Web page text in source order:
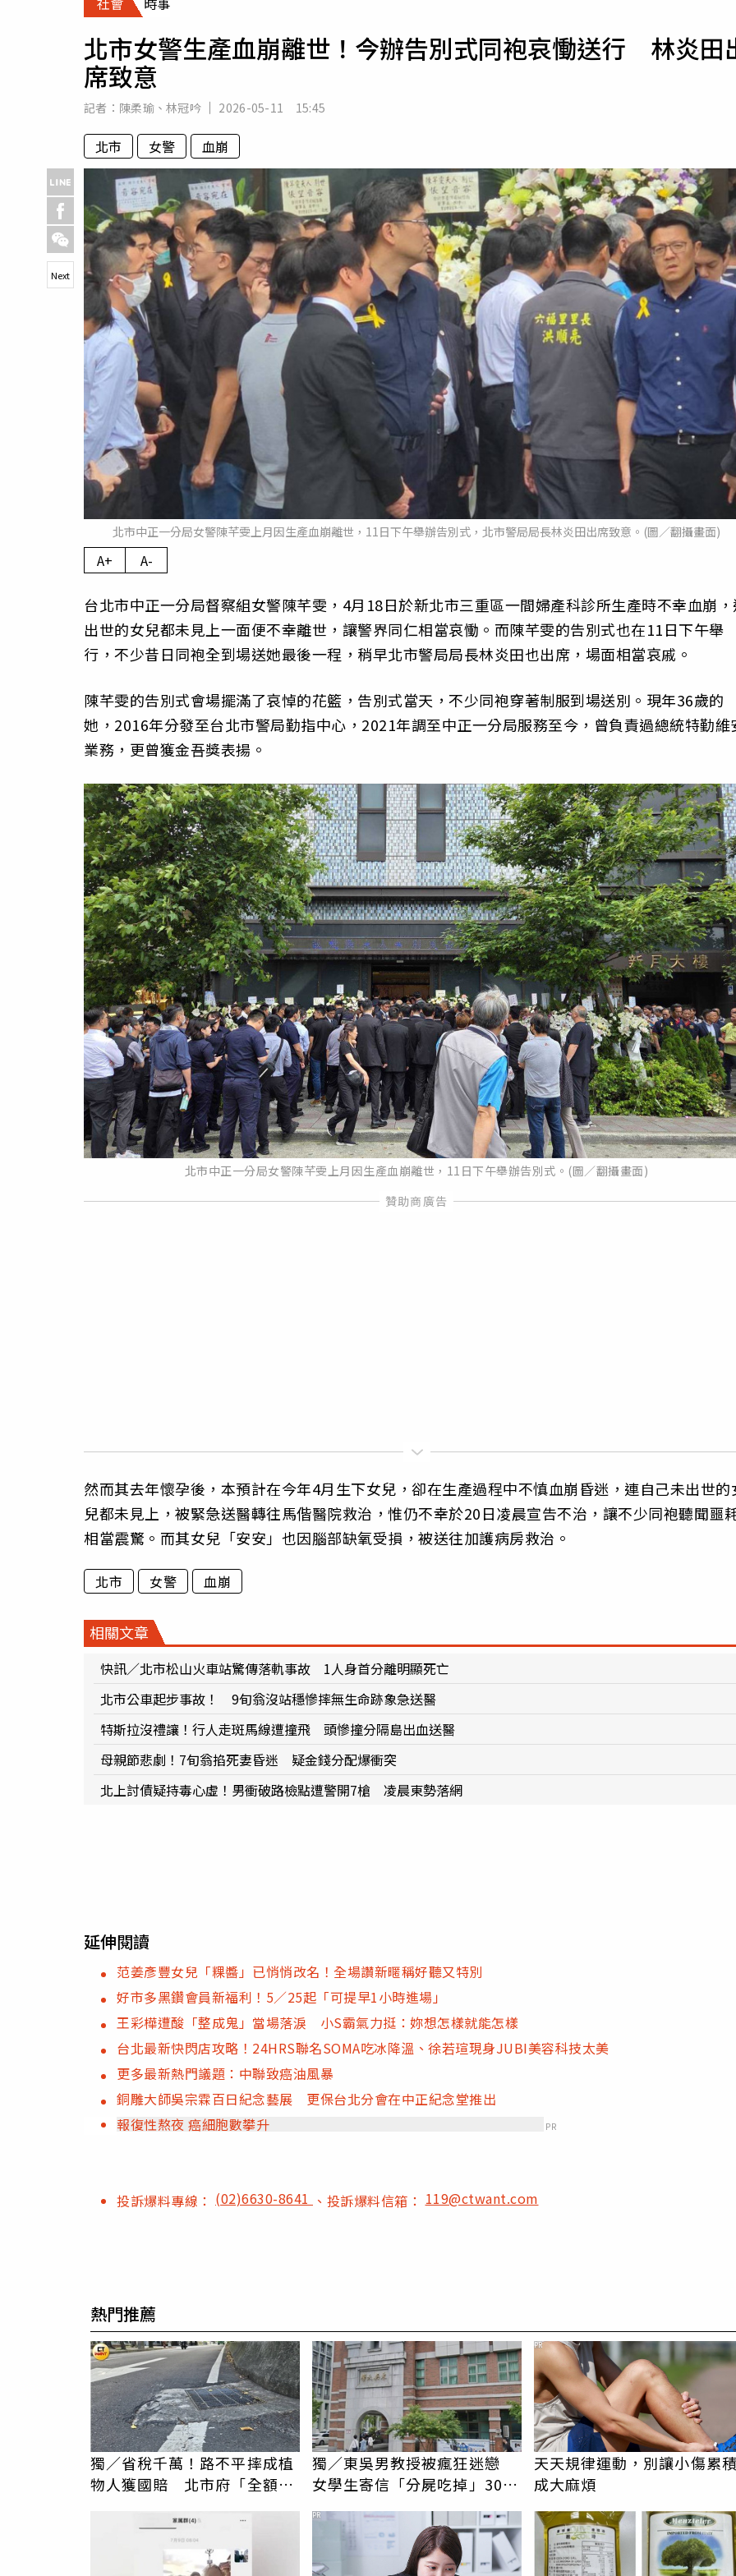
專欄
運勢
北市女警生產血崩離世！今辦告別式同袍哀慟送行 林炎田
席致意
記者： 陳柔瑜、林冠吟 2026-05-11 15:45
北市 女警 血崩
北市中正一分局女警陳芊雯上月因生產血崩離世，11日下午舉辦告別式，北市警局局長林炎田出席致意。(圖／翻攝畫面)
Next
A+ A-
台北市中正一分局督察組女警陳芊雯，4月18日於新北市三重區一間婦產科診所生產時不幸血崩
出世的女兒都未見上一面便不幸離世，讓警界同仁相當哀慟。而陳芊雯的告別式也在11日下午舉
行，不少昔日同袍全到場送她最後一程，稍早北市警局局長林炎田也出席，場面相當哀戚。
陳芊雯的告別式會場擺滿了哀悼的花籃，告別式當天，不少同袍穿著制服到場送別。現年36歲的
她，2016年分發至台北市警局勤指中心，2021年調至中正一分局服務至今，曾負責過總統特勤維
業務，更曾獲金吾獎表揚。
北市中正一分局女警陳芊雯上月因生產血崩離世，11日下午舉辦告別式。(圖／翻攝畫面)
然而其去年懷孕後，本預計在今年4月生下女兒，卻在生產過程中不慎血崩昏迷，連自己未出世的
兒都未見上，被緊急送醫轉往馬偕醫院救治，惟仍不幸於20日凌晨宣告不治，讓不少同袍聽聞噩
相當震驚。而其女兒「安安」也因腦部缺氧受損，被送往加護病房救治。
北市 女警 血崩
相關文章
快訊／北市松山火車站驚傳落軌事故 1人身首分離明顯死亡
北市公車起步事故！ 9旬翁沒站穩慘摔無生命跡象急送醫
特斯拉沒禮讓！行人走斑馬線遭撞飛 頭慘撞分隔島出血送醫
母親節悲劇！7旬翁掐死妻昏迷 疑金錢分配爆衝突
北上討債疑持毒心虛！男衝破路檢點遭警開7槍 凌晨東勢落網
延伸閱讀
范姜彥豐女兒「粿醬」已悄悄改名！全場讚新暱稱好聽又特別
好市多黑鑽會員新福利！5／25起「可提早1小時進場」
王彩樺遭酸「整成鬼」當場落淚 小S霸氣力挺：妳想怎樣就能怎樣
台北最新快閃店攻略！24HRS聯名SOMA吃冰降溫、徐若瑄現身JUBI美容科技太美
更多最新熱門議題：中聯致癌油風暴
銅雕大師吳宗霖百日紀念藝展 更保台北分會在中正紀念堂推出
報復性熬夜 癌細胞數攀升
PR
投訴爆料專線： (02)6630-8641 、投訴爆料信箱：119@ctwant.com
熱門推薦
獨／省稅千萬！路不平摔成植
物人獲國賠 北市府「全額轉
獨／東吳男教授被瘋狂迷戀
女學生寄信「分屍吃掉」30次
天天規律運動，別讓小傷累
成大麻煩
PR
PR